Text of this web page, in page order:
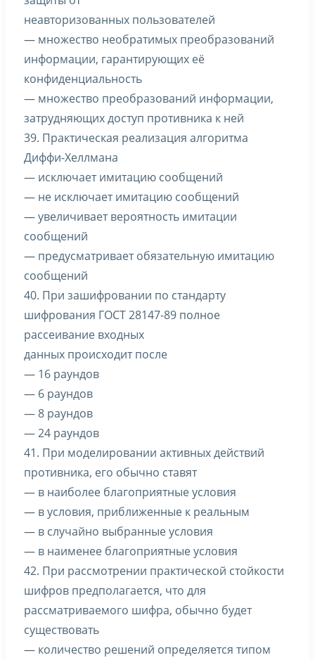
неавторизованных пользователей
— множество необратимых преобразований
информации, гарантирующих её
конфиденциальность
— множество преобразований информации,
затрудняющих доступ противника к ней
39. Практическая реализация алгоритма
Диффи-Хеллмана
— исключает имитацию сообщений
— не исключает имитацию сообщений
— увеличивает вероятность имитации
сообщений
— предусматривает обязательную имитацию
сообщений
40. При зашифровании по стандарту
шифрования ГОСТ 28147-89 полное
рассеивание входных
данных происходит после
— 16 раундов
— 6 раундов
— 8 раундов
— 24 раундов
41. При моделировании активных действий
противника, его обычно ставят
— в наиболее благоприятные условия
— в условия, приближенные к реальным
— в случайно выбранные условия
— в наименее благоприятные условия
42. При рассмотрении практической стойкости
шифров предполагается, что для
рассматриваемого шифра, обычно будет
существовать
— количество решений определяется типом